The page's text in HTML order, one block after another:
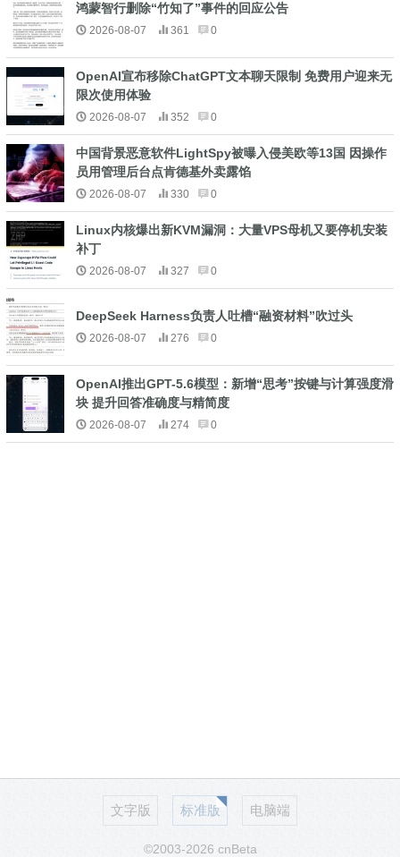
鸿蒙智行删除“竹知了”事件的回应公告
2026-08-07 361 0
OpenAI宣布移除ChatGPT文本聊天限制 免费用户迎来无
限次使用体验
2026-08-07 352 0
中国背景恶意软件LightSpy被曝入侵美欧等13国 因操作
员用管理后台点肯德基外卖露馅
2026-08-07 330 0
Linux内核爆出新KVM漏洞：大量VPS母机又要停机安装
补丁
2026-08-07 327 0
DeepSeek Harness负责人吐槽“融资材料”吹过头
2026-08-07 276 0
OpenAI推出GPT-5.6模型：新增“思考”按键与计算强度滑
块 提升回答准确度与精简度
2026-08-07 274 0
文字版 标准版 电脑端
©2003-2026 cnBeta